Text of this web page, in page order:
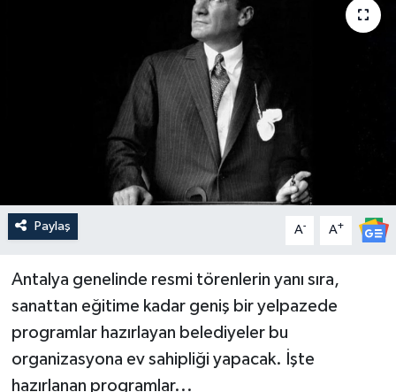
Paylaş A- A+
Antalya genelinde resmi törenlerin yanı sıra,
sanattan eğitime kadar geniş bir yelpazede
programlar hazırlayan belediyeler bu
organizasyona ev sahipliği yapacak. İşte
hazırlanan programlar...
Sağlık & Yaşam
Spor